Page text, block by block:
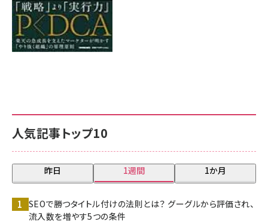
人気記事トップ10
昨日 1週間 1か月
SEOで勝つタイトル付けの法則とは？ グーグルから評価され、
流入数を増やす5つの条件